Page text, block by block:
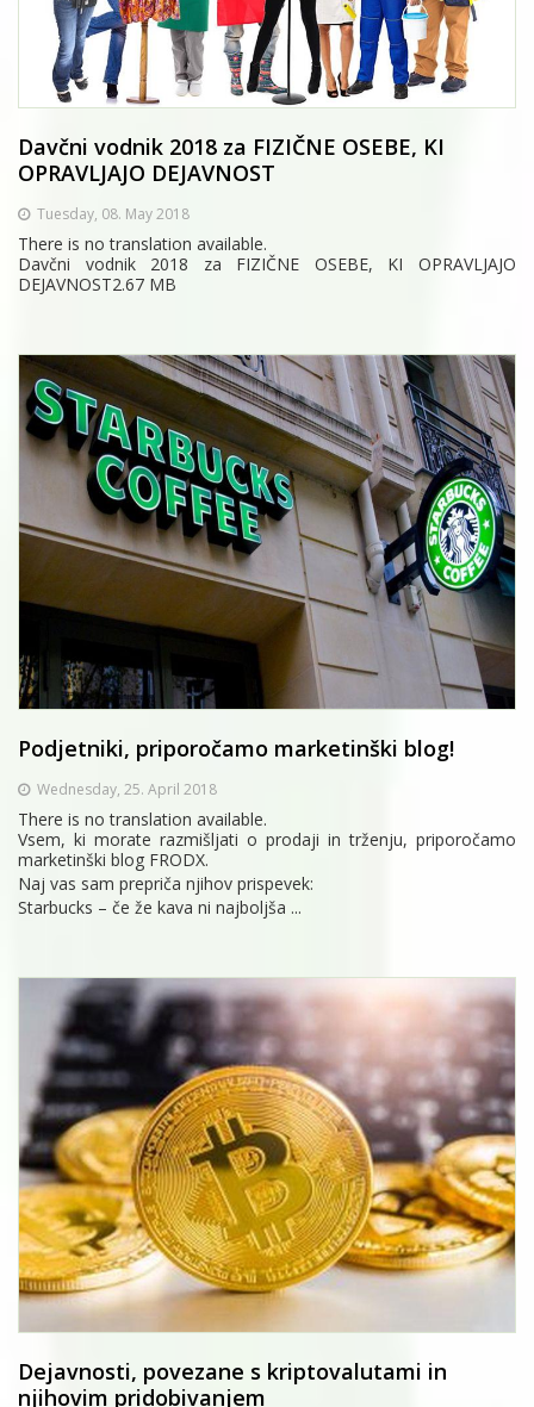
Davčni vodnik 2018 za FIZIČNE OSEBE, KI
OPRAVLJAJO DEJAVNOST
Tuesday, 08. May 2018
There is no translation available.
Davčni vodnik 2018 za FIZIČNE OSEBE, KI OPRAVLJAJO
DEJAVNOST2.67 MB
Podjetniki, priporočamo marketinški blog!
Wednesday, 25. April 2018
There is no translation available.
Vsem, ki morate razmišljati o prodaji in trženju, priporočamo
marketinški blog FRODX.
Naj vas sam prepriča njihov prispevek:
Starbucks – če že kava ni najboljša ...
Dejavnosti, povezane s kriptovalutami in
njihovim pridobivanjem